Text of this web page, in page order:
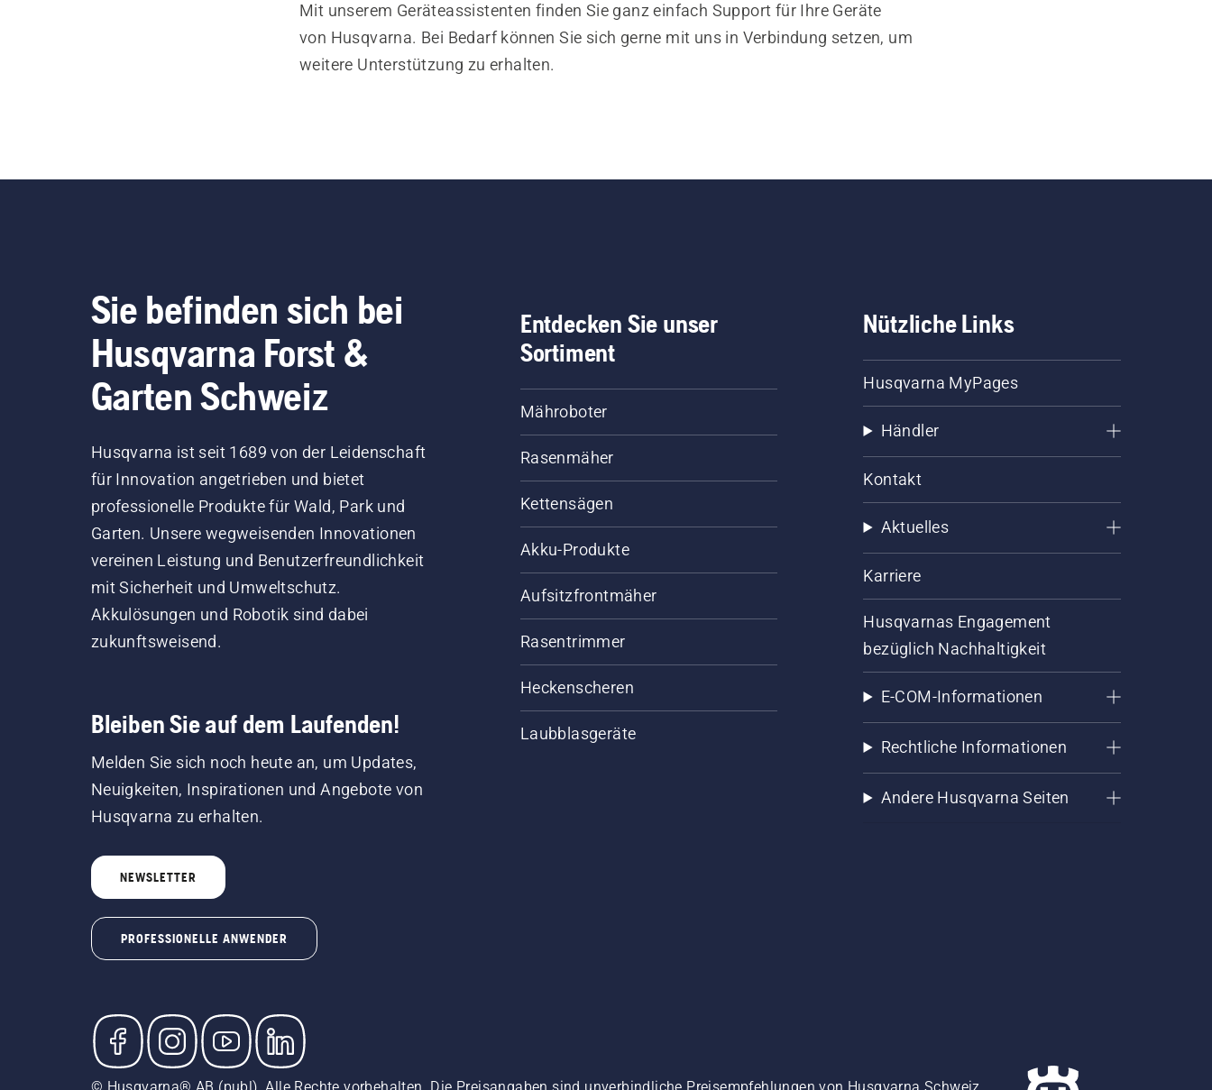
Mit unserem Geräteassistenten finden Sie ganz einfach Support für Ihre Geräte
von Husqvarna. Bei Bedarf können Sie sich gerne mit uns in Verbindung setzen, um
weitere Unterstützung zu erhalten.
Sie befinden sich bei
Husqvarna Forst &
Garten Schweiz
Husqvarna ist seit 1689 von der Leidenschaft
für Innovation angetrieben und bietet
professionelle Produkte für Wald, Park und
Garten. Unsere wegweisenden Innovationen
vereinen Leistung und Benutzerfreundlichkeit
mit Sicherheit und Umweltschutz.
Akkulösungen und Robotik sind dabei
zukunftsweisend.
Bleiben Sie auf dem Laufenden!
Melden Sie sich noch heute an, um Updates,
Neuigkeiten, Inspirationen und Angebote von
Husqvarna zu erhalten.
NEWSLETTER
PROFESSIONELLE ANWENDER
Entdecken Sie unser
Sortiment
Mähroboter
Rasenmäher
Kettensägen
Akku-Produkte
Aufsitzfrontmäher
Rasentrimmer
Heckenscheren
Laubblasgeräte
Nützliche Links
Husqvarna MyPages
Händler
Kontakt
Aktuelles
Karriere
Husqvarnas Engagement
bezüglich Nachhaltigkeit
E-COM-Informationen
Rechtliche Informationen
Andere Husqvarna Seiten